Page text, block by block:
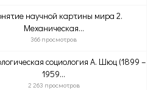
научной картины мира 2.
Механическая...
366 просмотров
социология А. Шюц (1899 –
1959...
2 263 просмотров